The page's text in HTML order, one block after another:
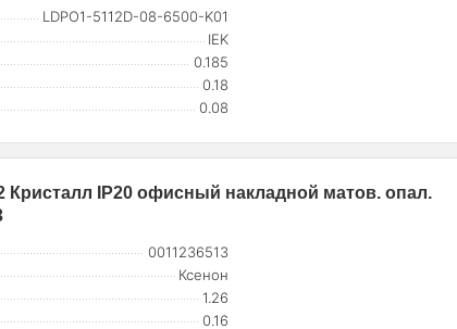
LDPO1-5112D-08-6500-K01
IEK
0.185
0.18
0.08
Кристалл IP20 офисный накладной матов. опал.
0011236513
Ксенон
1.26
0.16